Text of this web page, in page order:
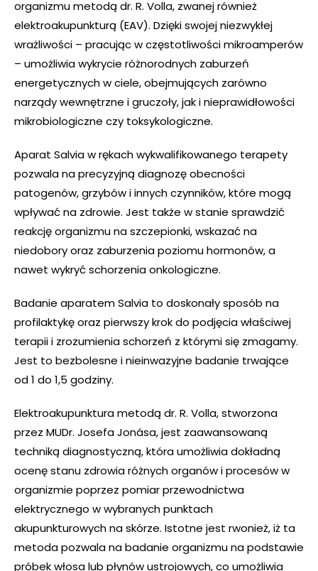
organizmu metodą dr. R. Volla, zwanej również
elektroakupunkturą (EAV). Dzięki swojej niezwykłej
wrażliwości – pracując w częstotliwości mikroamperów
– umożliwia wykrycie różnorodnych zaburzeń
energetycznych w ciele, obejmujących zarówno
narządy wewnętrzne i gruczoły, jak i nieprawidłowości
mikrobiologiczne czy toksykologiczne.
Aparat Salvia w rękach wykwalifikowanego terapety
pozwala na precyzyjną diagnozę obecności
patogenów, grzybów i innych czynników, które mogą
wpływać na zdrowie. Jest także w stanie sprawdzić
reakcję organizmu na szczepionki, wskazać na
niedobory oraz zaburzenia poziomu hormonów, a
nawet wykryć schorzenia onkologiczne.
Badanie aparatem Salvia to doskonały sposób na
profilaktykę oraz pierwszy krok do podjęcia właściwej
terapii i zrozumienia schorzeń z którymi się zmagamy.
Jest to bezbolesne i nieinwazyjne badanie trwające
od 1 do 1,5 godziny.
Elektroakupunktura metodą dr. R. Volla, stworzona
przez MUDr. Josefa Jonása, jest zaawansowaną
techniką diagnostyczną, która umożliwia dokładną
ocenę stanu zdrowia różnych organów i procesów w
organizmie poprzez pomiar przewodnictwa
elektrycznego w wybranych punktach
akupunkturowych na skórze. Istotne jest rwonież, iż ta
metoda pozwala na badanie organizmu na podstawie
próbek włosa lub płynów ustrojowych, co umożliwia